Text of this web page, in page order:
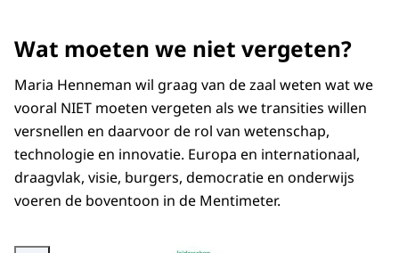
Wat moeten we niet vergeten?
Maria Henneman wil graag van de zaal weten wat we
vooral NIET moeten vergeten als we transities willen
versnellen en daarvoor de rol van wetenschap,
technologie en innovatie. Europa en internationaal,
draagvlak, visie, burgers, democratie en onderwijs
voeren de boventoon in de Mentimeter.
Vergroot afbeelding Wat moeten we niet vergeten?